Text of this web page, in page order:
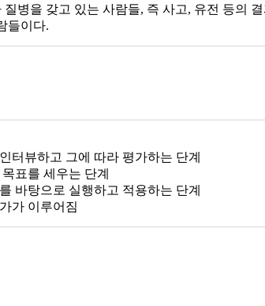
병을 갖고 있는 사람들, 즉 사고, 유전 등의 결
들이다.
터뷰하고 그에 따라 평가하는 단계
표를 세우는 단계
바탕으로 실행하고 적용하는 단계
가 이루어짐